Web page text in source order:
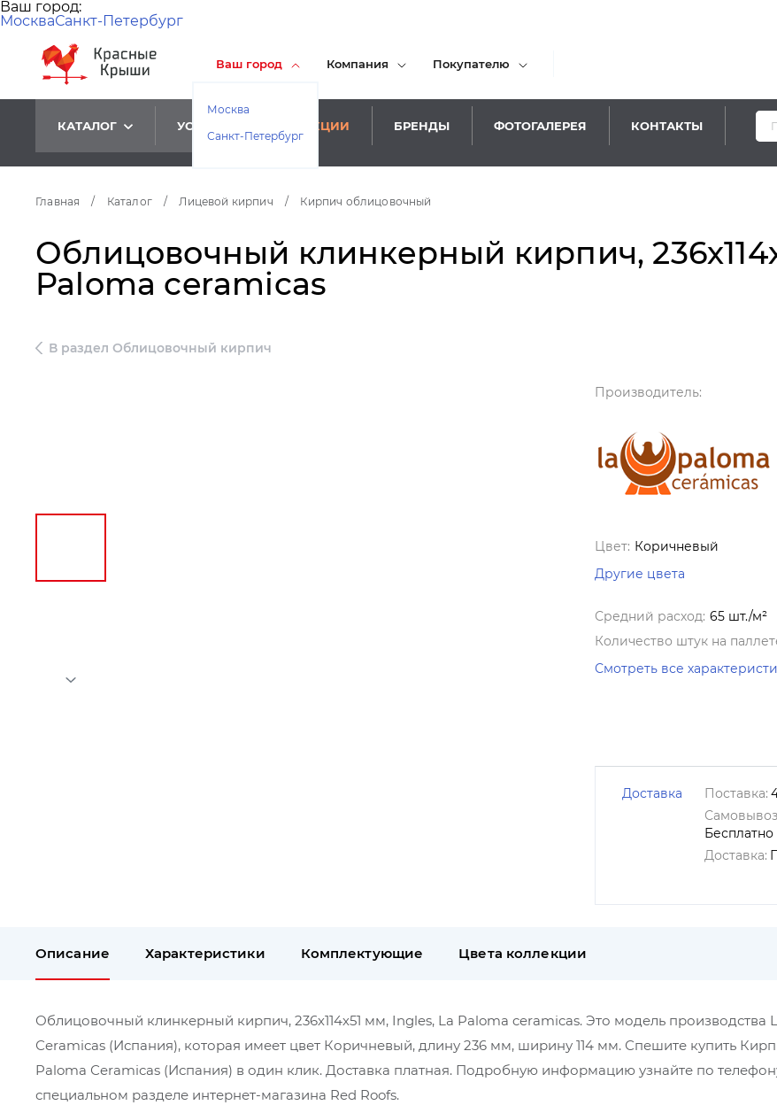
Ваш город:
МоскваСанкт-Петербург
Ваш город
Москва
Санкт-Петербург
Компания Покупателю
КАТАЛОГ УСЛУГИ АКЦИИ БРЕНДЫ ФОТОГАЛЕРЕЯ КОНТАКТЫ
Главная / Каталог / Лицевой кирпич / Кирпич облицовочный
Облицовочный клинкерный кирпич,
Paloma ceramicas
В раздел Облицовочный кирпич
Производитель:
Цвет: Коричневый
Другие цвета
Средний расход: 65 шт./м²
Количество штук на
Смотреть все
Доставка Поставка:
Бесплатно
Доставка:
Описание Характеристики Комплектующие Цвета коллекции
Облицовочный клинкерный кирпич, 236х114х51 мм, Ingles, La Paloma ceramicas. Это модель производства
Сeramicas (Испания), которая имеет цвет Коричневый, длину 236 мм, ширину 114 мм. Спешите купить
Paloma Сeramicas (Испания) в один клик. Доставка платная. Подробную информацию узнайте по
специальном разделе интернет-магазина Red Roofs.